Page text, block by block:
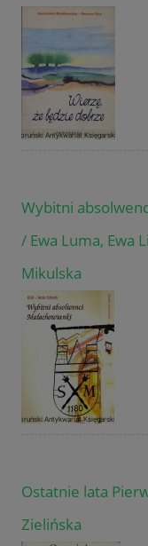
Wybitni
/ Ewa Luma, Ewa
Mikulska
Ostatnie lata
Zielińska